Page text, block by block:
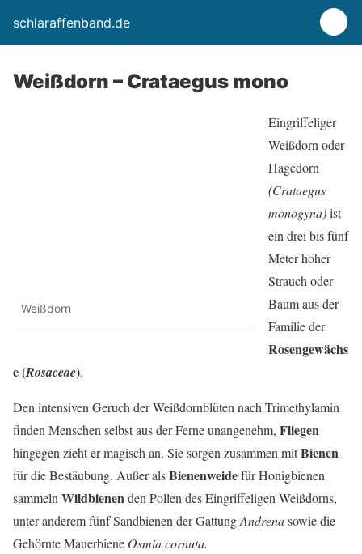
schlaraffenband.de
Weißdorn – Crataegus mono
Weißdorn
Eingriffeliger
Weißdorn oder
Hagedorn
(Crataegus
monogyna)ist
ein drei bis fünf
Meter hoher
Strauch oder
Baum aus der
Familie der
Rosengewächs
e (Rosaceae).
Den intensiven Geruch der Weißdornblüten nach Trimethylamin
finden Menschen selbst aus der Ferne unangenehm, Fliegen
hingegen zieht er magisch an. Sie sorgen zusammen mitBienen
für die Bestäubung. Außer alsBienenweidefür Honigbienen
sammeln Wildbienenden Pollen des Eingriffeligen Weißdorns,
unter anderem fünf Sandbienen der GattungAndrenasowie die
Gehörnte Mauerbiene Osmia cornuta.